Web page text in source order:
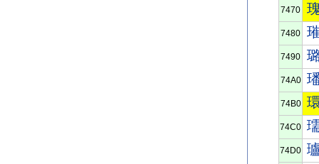
7470
7480
7490
74A0
74B0
74C0
74D0